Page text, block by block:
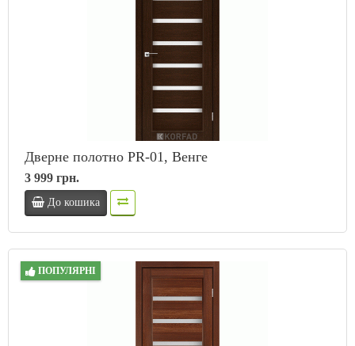
Дверне полотно PR-01, Венге
3 999 грн.
До кошика
ПОПУЛЯРНІ